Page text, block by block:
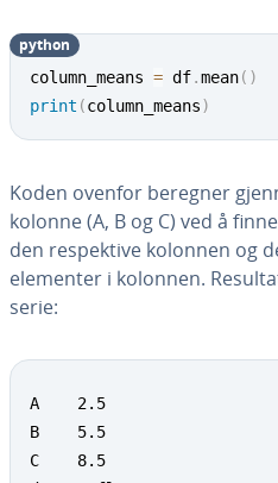
column_means = df.mean( )
print (column_means)
python
Koden ovenfor beregner
kolonne (A, B og C) ved å
den respektive kolonnen og
elementer i kolonnen.
serie:
A    2.5
B    5.5
C    8.5